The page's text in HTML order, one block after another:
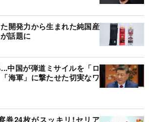
開発力から生まれた純国産
話題に
中国が弾道ミサイルを「ロ
海軍」に撃たせた切実なワ
券24枚がスッキリ!セリア